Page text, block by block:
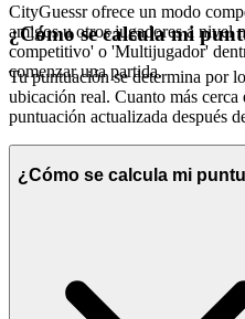
CityGuessr ofrece un modo
amigos u otros jugadores a nivel
competitivo' o 'Multijugador'
comenzar una partida.
¿Cómo se calcula mi
Tu puntuación se determina por
ubicación real. Cuanto más cerca
puntuación actualizada después
¿Cómo se calcula mi